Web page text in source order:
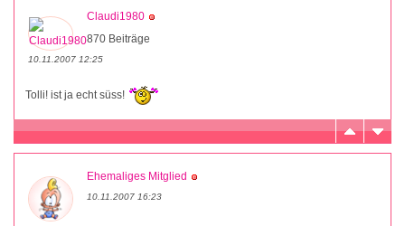
Claudi1980
870 Beiträge
10.11.2007 12:25
Tolli! ist ja echt süss!
Ehemaliges Mitglied
10.11.2007 16:23